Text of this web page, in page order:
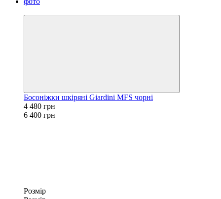
Босоніжки шкіряні Giardini MFS чорні
4 480 грн
6 400 грн
Розмір